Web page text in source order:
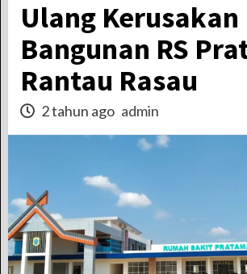
Ulang Kerusakan
Bangunan RS
Rantau Rasau
2 tahun ago admin